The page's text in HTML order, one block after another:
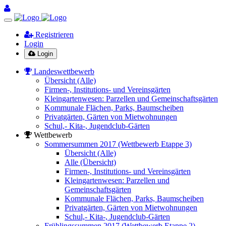
Registrieren
Login
Login
Landeswettbewerb
Übersicht (Alle)
Firmen-, Institutions- und Vereinsgärten
Kleingartenwesen: Parzellen und Gemeinschaftsgärten
Kommunale Flächen, Parks, Baumscheiben
Privatgärten, Gärten von Mietwohnungen
Schul,- Kita-, Jugendclub-Gärten
Wettbewerb
Sommersummen 2017 (Wettbewerb Etappe 3)
Übersicht (Alle)
Alle (Übersicht)
Firmen-, Institutions- und Vereinsgärten
Kleingartenwesen: Parzellen und
Gemeinschaftsgärten
Kommunale Flächen, Parks, Baumscheiben
Privatgärten, Gärten von Mietwohnungen
Schul,- Kita-, Jugendclub-Gärten